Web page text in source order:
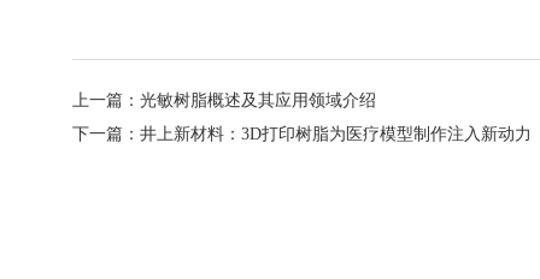
上一篇： 光敏树脂概述及其应用领域介绍
下一篇： 井上新材料：3D打印树脂为医疗模型制作注入新动力